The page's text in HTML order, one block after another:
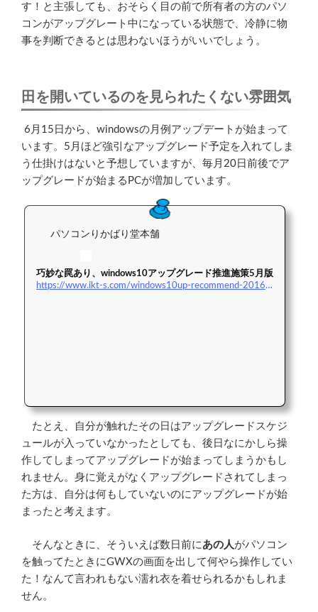
す！と主張しても、おそらく目の前で所有者の方のパソ
コンがアップグレート中になっている状態で、冷静に物
事を判断できるとは思わないほうがいいでしょう。
田を開いているのを見られたくない雰囲気
6月15日から、windowsの月例アップデートが始まって
います。5月ほど強引なアップグレード予定を入れてしま
う仕掛けはないと予想していますが、毎月20日前後でア
ップグレードが始まるPCが増加しています。
パソコンりかばり堂本舗
巧妙な罠あり、windows10アップグレード推進施策5月版
https://www.ikt-s.com/windows10up-recommend-2016-05/
たとえ、自分が触れたその日はアップグレードスケジ
ュールが入っていなかったとしても、後日なにかしら操
作してしまってアップグレードが始まってしまうかもし
れません。身に覚えがなくアップグレードされてしまっ
た方は、自分は何もしていないのにアップグレードが始
まったと考えます。
そんなときに、そういえば数日前に あの人 がパソコン
を触ってたときにGWXの画面を出して何やら操作してい
た！なんて言われもない濡れ衣を着せられるかもしれま
せん。